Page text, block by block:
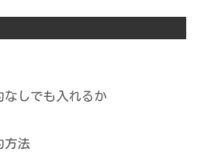
しでも入れるか
方法